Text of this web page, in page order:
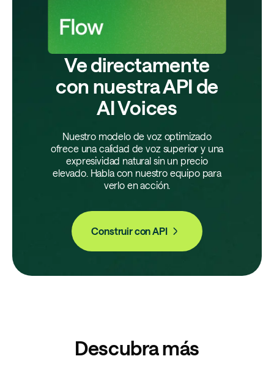
Ve directamente
con nuestra API de
AI Voices
Nuestro modelo de voz optimizado
ofrece una calidad de voz superior y una
expresividad natural sin un precio
elevado. Habla con nuestro equipo para
verlo en acción.
Construir con API
Descubra más